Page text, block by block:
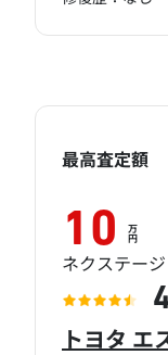
トヨタ エ
最高査定額
10 万
円
ネクステージ